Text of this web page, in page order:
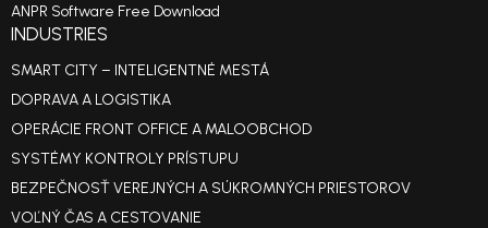
ANPR Software Free Download
INDUSTRIES
SMART CITY – INTELIGENTNÉ MESTÁ
DOPRAVA A LOGISTIKA
OPERÁCIE FRONT OFFICE A MALOOBCHOD
SYSTÉMY KONTROLY PRÍSTUPU
BEZPEČNOSŤ VEREJNÝCH A SÚKROMNÝCH PRIESTOROV
VOĽNÝ ČAS A CESTOVANIE